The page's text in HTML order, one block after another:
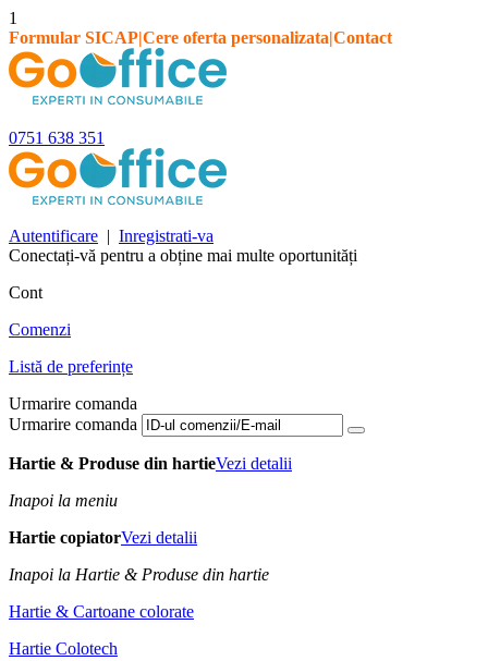
1
Formular SICAP|Cere oferta personalizata|Contact
0751 638 351
Autentificare | Inregistrati-va
Conectați-vă pentru a obține mai multe oportunități
Cont
Comenzi
Listă de preferințe
Urmarire comanda
Urmarire comanda
Hartie & Produse din hartieVezi detalii
Inapoi la meniu
Hartie copiatorVezi detalii
Inapoi la Hartie & Produse din hartie
Hartie & Cartoane colorate
Hartie Colotech